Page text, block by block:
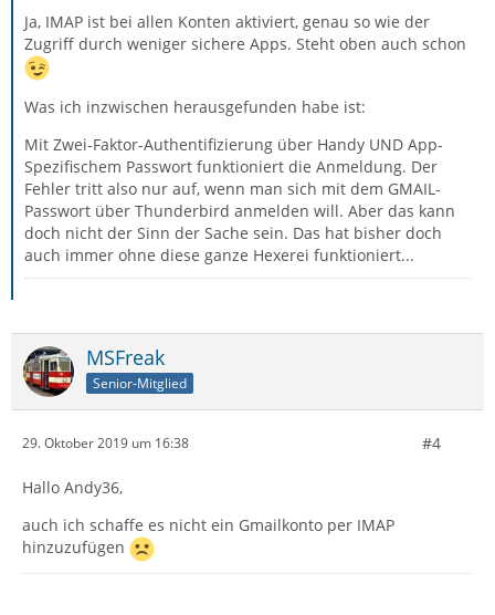
Ja, IMAP ist bei allen Konten aktiviert, genau so wie der
Zugriff durch weniger sichere Apps. Steht oben auch schon
Was ich inzwischen herausgefunden habe ist:
Mit Zwei-Faktor-Authentifizierung über Handy UND App-
Spezifischem Passwort funktioniert die Anmeldung. Der
Fehler tritt also nur auf, wenn man sich mit dem GMAIL-
Passwort über Thunderbird anmelden will. Aber das kann
doch nicht der Sinn der Sache sein. Das hat bisher doch
auch immer ohne diese ganze Hexerei funktioniert...
MSFreak
Senior-Mitglied
29. Oktober 2019 um 16:38 #4
Hallo Andy36,
auch ich schaffe es nicht ein Gmailkonto per IMAP
hinzuzufügen